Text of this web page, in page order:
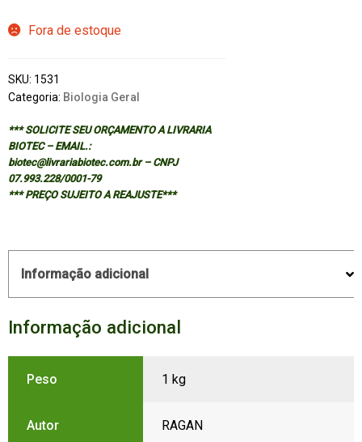
Fora de estoque
SKU: 1531
Categoria: Biologia Geral
*** SOLICITE SEU ORÇAMENTO A LIVRARIA
BIOTEC – EMAIL.:
biotec@livrariabiotec.com.br – CNPJ
07.993.228/0001-79
*** PREÇO SUJEITO A REAJUSTE***
Informação adicional
Informação adicional
Peso 1 kg
Autor RAGAN